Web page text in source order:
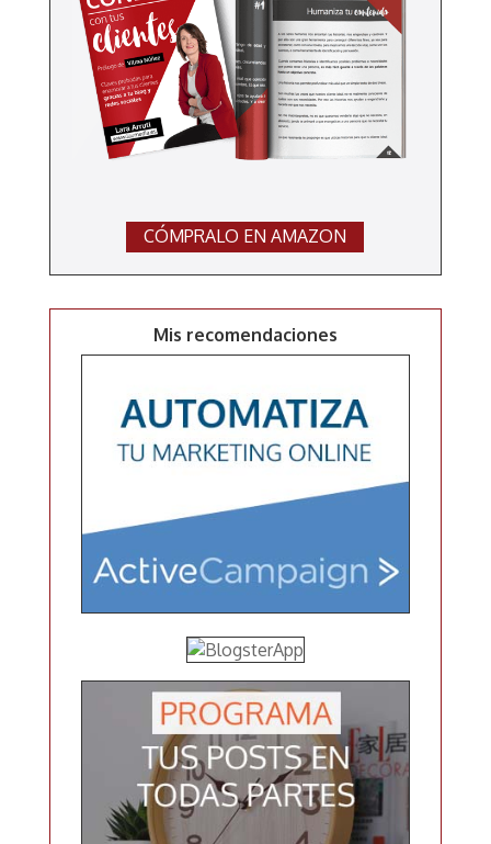
CÓMPRALO EN AMAZON
Mis recomendaciones